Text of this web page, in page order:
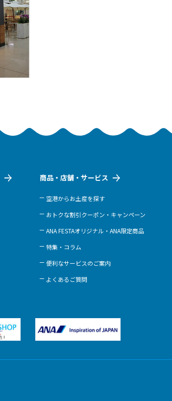
商品・店舗・サービス
空港からお土産を探す
おトクな割引クーポン・キャンペーン
ANA FESTAオリジナル・ANA限定商品
特集・コラム
便利なサービスのご案内
よくあるご質問